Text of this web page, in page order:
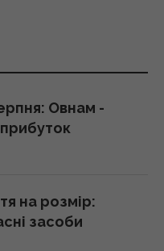
за сонцем і
один "компас"
$20 млрд на рік:
механізм
Овнам -
на розмір:
засоби